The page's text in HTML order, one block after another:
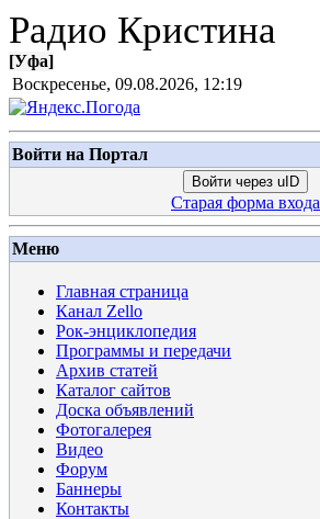
Радио Кристина
[Уфа]
Воскресенье, 09.08.2026, 12:19
Войти на Портал
Войти через uID
Старая форма входа
Меню
Главная страница
Канал Zello
Рок-энциклопедия
Программы и передачи
Архив статей
Каталог сайтов
Доска объявлений
Фотогалерея
Видео
Форум
Баннеры
Контакты